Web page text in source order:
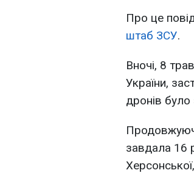
Про це
штаб ЗСУ.
Вночі, 8
України,
дронів
завдала 16